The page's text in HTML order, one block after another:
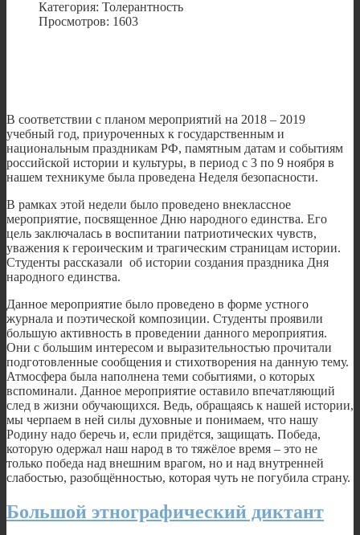
Категория: Толерантность
Просмотров: 1603
В соответствии с планом мероприятий на 2018 – 2019
учебный год, приуроченных к государственным и
национальным праздникам РФ, памятным датам и событиям
российской истории и культуры, в период с 3 по 9 ноября в
нашем техникуме была проведена Неделя безопасности.
В рамках этой недели было проведено внеклассное
мероприятие, посвященное Дню народного единства. Его
цель заключалась в воспитании патриотических чувств,
уважения к героическим и трагическим страницам истории.
Студенты рассказали об истории создания праздника Дня
народного единства.
Данное мероприятие было проведено в форме устного
журнала и поэтической композиции. Студенты проявили
большую активность в проведении данного мероприятия.
Они с большим интересом и выразительностью прочитали
подготовленные сообщения и стихотворения на данную тему.
Атмосфера была наполнена теми событиями, о которых
вспоминали. Данное мероприятие оставило впечатляющий
след в жизни обучающихся. Ведь, обращаясь к нашей истории,
мы черпаем в ней силы духовные и понимаем, что нашу
Родину надо беречь и, если придётся, защищать. Победа,
которую одержал наш народ в то тяжёлое время – это не
только победа над внешним врагом, но и над внутренней
слабостью, разобщённостью, которая чуть не погубила страну.
Большой этнографический диктант